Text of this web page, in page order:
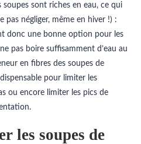
soupes sont riches en eau, ce qui
pas négliger, même en hiver !) :
donc une bonne option pour les
pas boire suffisamment d’eau au
en fibres des soupes de
pour limiter les
ou encore limiter les pics de
les soupes de